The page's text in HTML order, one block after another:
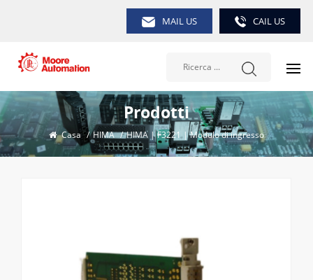
MAIL US CAIL US
Prodotti
Casa / HIMA / HIMA | F3221 | Modulo di ingresso